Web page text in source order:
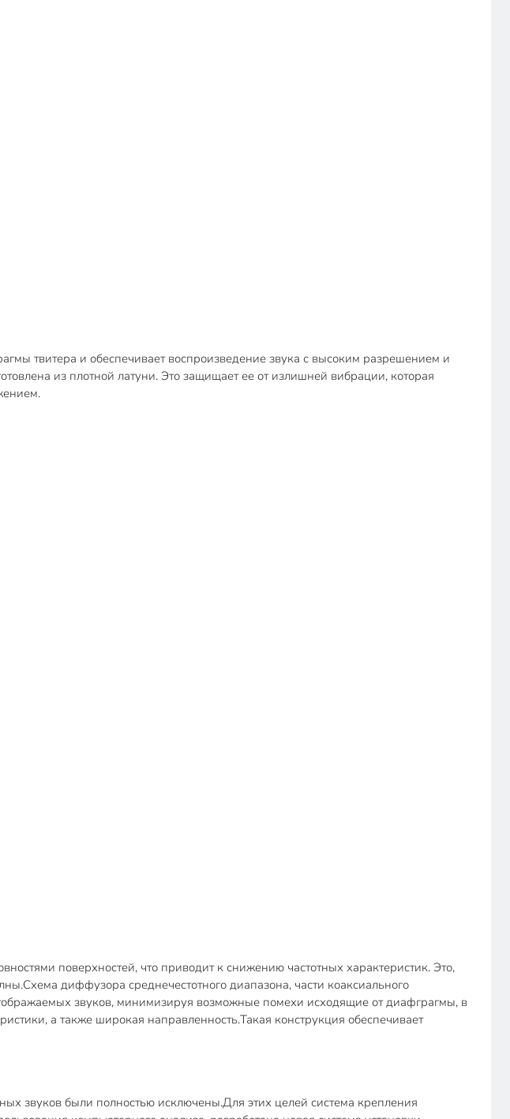
твитера и обеспечивает воспроизведение звука с высоким разрешением и
из плотной латуни. Это защищает ее от излишней вибрации, которая
поверхностей, что приводит к снижению частотных характеристик. Это,
диффузора среднечестотного диапазона, части коаксиального
звуков, минимизируя возможные помехи исходящие от диафграгмы, в
а также широкая направленность.Такая конструкция обеспечивает
звуков были полностью исключены.Для этих целей система крепления